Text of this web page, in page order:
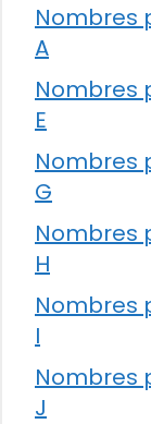
Nombres
A
Nombres
E
Nombres
G
Nombres
H
Nombres
I
Nombres
J